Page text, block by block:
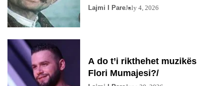
Lajmi I PareJuly 4, 2026
A do t’i rikthehet muzikës
Flori Mumajesi?/